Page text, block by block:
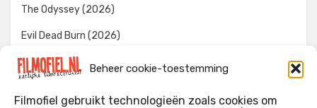
Beheer cookie-toestemming
Filmofiel gebruikt technologieën zoals cookies om
The Odyssey (2026)
Evil Dead Burn (2026)
The Invite (2026)